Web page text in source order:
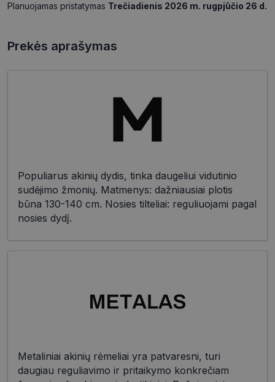
Planuojamas pristatymas Trečiadienis 2026 m. rugpjūčio 26 d.
Prekės aprašymas
Populiarus akinių dydis, tinka daugeliui vidutinio
sudėjimo žmonių. Matmenys: dažniausiai plotis
būna 130-140 cm. Nosies tilteliai: reguliuojami pagal
nosies dydį.
Metaliniai akinių rėmeliai yra patvaresni, turi
daugiau reguliavimo ir pritaikymo konkrečiam